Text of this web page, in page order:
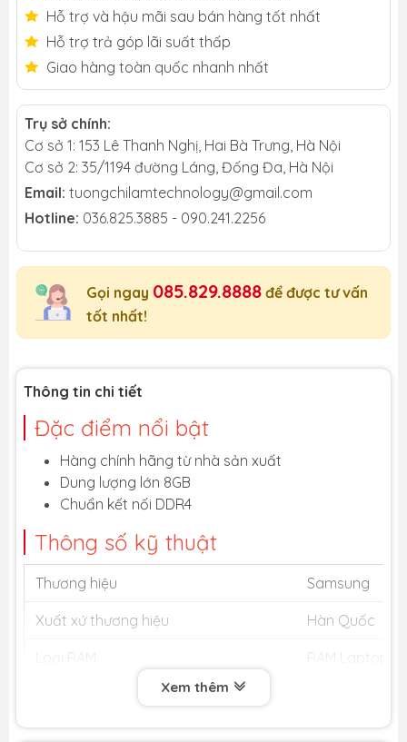
Hỗ trợ và hậu mãi sau bán hàng tốt nhất
Hỗ trợ trả góp lãi suất thấp
Giao hàng toàn quốc nhanh nhất
Trụ sở chính:
Cơ sở 1: 153 Lê Thanh Nghị, Hai Bà Trưng, Hà Nội
Cơ sở 2: 35/1194 đường Láng, Đống Đa, Hà Nội
Email: tuongchilamtechnology@gmail.com
Hotline: 036.825.3885 - 090.241.2256
Gọi ngay 085.829.8888 để được tư vấn
tốt nhất!
Thông tin chi tiết
Đặc điểm nổi bật
Hàng chính hãng từ nhà sản xuất
Dung lượng lớn 8GB
Chuẩn kết nối DDR4
Thông số kỹ thuật
Thương hiệu Samsung
Xuất xứ thương hiệu Hàn Quốc
Loại RAM RAM Laptop
Bus 2400MHz
Xem thêm